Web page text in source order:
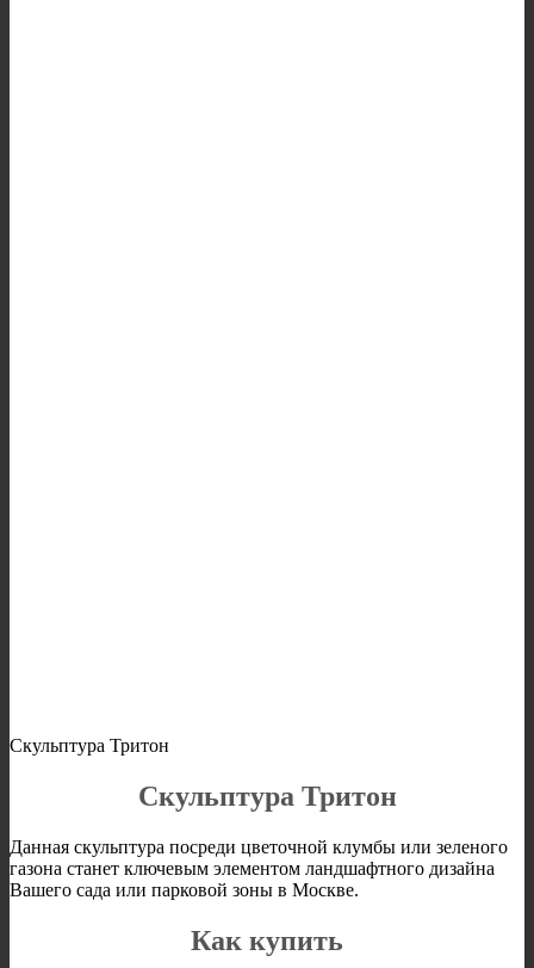
Скульптура Тритон
Скульптура Тритон
Данная скульптура посреди цветочной клумбы или зеленого
газона станет ключевым элементом ландшафтного дизайна
Вашего сада или парковой зоны в Москве.
Как купить